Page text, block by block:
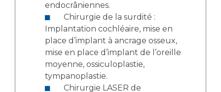
endocrâniennes.
Implantation cochléaire, mise en
place d’implant à ancrage osseux,
mise en place d’implant de l’oreille
moyenne, ossiculoplastie,
tympanoplastie.